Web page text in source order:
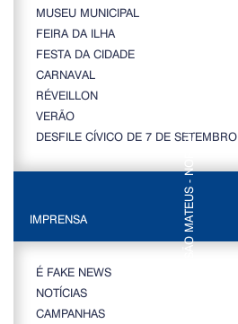
MUSEU MUNICIPAL
FEIRA DA ILHA
FESTA DA CIDADE
CARNAVAL
RÉVEILLON
VERÃO
DESFILE CÍVICO DE 7 DE SETEMBRO
IMPRENSA
É FAKE NEWS
NOTÍCIAS
CAMPANHAS